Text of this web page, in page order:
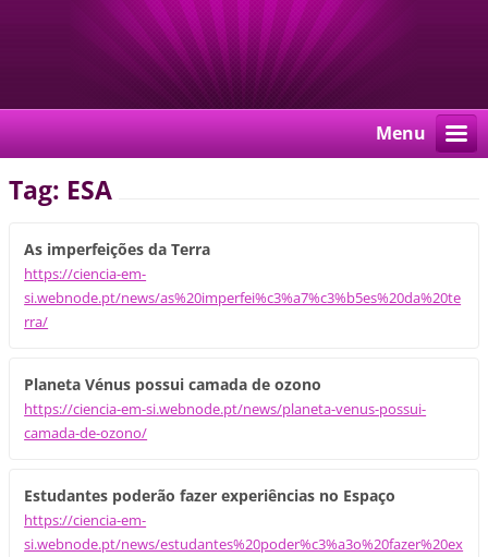
Menu
Tag: ESA
As imperfeições da Terra
https://ciencia-em-
si.webnode.pt/news/as%20imperfei%c3%a7%c3%b5es%20da%20te
rra/
Planeta Vénus possui camada de ozono
https://ciencia-em-si.webnode.pt/news/planeta-venus-possui-
camada-de-ozono/
Estudantes poderão fazer experiências no Espaço
https://ciencia-em-
si.webnode.pt/news/estudantes%20poder%c3%a3o%20fazer%20ex